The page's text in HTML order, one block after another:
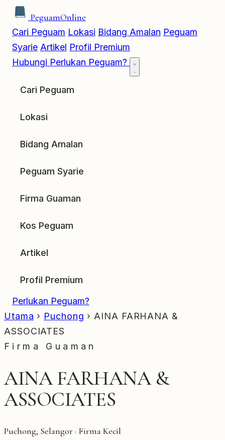
PeguamOnline
Cari Peguam Lokasi Bidang Amalan Peguam
Syarie Artikel Profil Premium
Hubungi Perlukan Peguam?
Cari Peguam
Lokasi
Bidang Amalan
Peguam Syarie
Firma Guaman
Kos Peguam
Artikel
Profil Premium
Perlukan Peguam?
Utama › Puchong › AINA FARHANA &
ASSOCIATES
Firma Guaman
AINA FARHANA &
ASSOCIATES
Puchong, Selangor · Firma Kecil